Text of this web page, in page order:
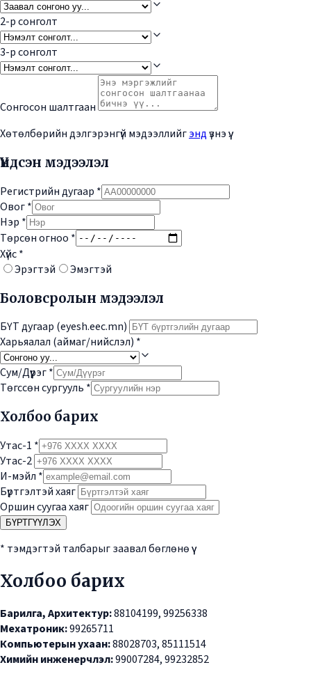
2-р сонголт
3-р сонголт
Сонгосон шалтгаан
Хөтөлбөрийн дэлгэрэнгүй мэдээллийгэндүзнэ үү.
Үндсэн мэдээлэл
Регистрийн дугаар *
Овог*
Нэр *
Төрсөн огноо *
Хүйс*
Эрэгтэй
Эмэгтэй
Боловсролын мэдээлэл
БҮТ дугаар (eyesh.eec.mn)
Харьяалал (аймаг/нийслэл) *
Сум/Дүүрэг*
Төгссөн сургууль *
Холбоо барих
Утас-1 *
Утас-2
И-мэйл *
Бүртгэлтэй хаяг
Оршин суугаа хаяг
БҮРТГҮҮЛЭХ
* тэмдэгтэй талбарыг заавал бөглөнө үү
Холбоо барих
Барилга, Архитектур:88104199, 99256338
Мехатроник:99265711
Компьютерын ухаан:88028703, 85111514
Химийн инженерчлэл:99007284, 99232852